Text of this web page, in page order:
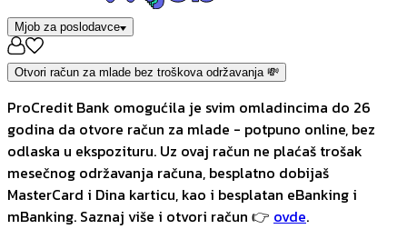
Mjob za poslodavce
Otvori račun za mlade bez troškova održavanja 💸
ProCredit Bank omogućila je svim omladincima do 26
godina da otvore račun za mlade - potpuno online, bez
odlaska u ekspozituru. Uz ovaj račun ne plaćaš trošak
mesečnog održavanja računa, besplatno dobijaš
MasterCard i Dina karticu, kao i besplatan eBanking i
mBanking. Saznaj više i otvori račun 👉 ovde.